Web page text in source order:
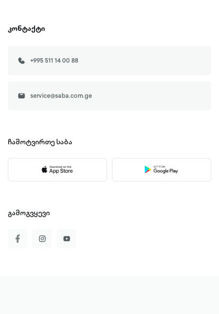
კონტაქტი
+995 511 14 00 88
service@saba.com.ge
ჩამოტვირთე საბა
გამოგვყევი